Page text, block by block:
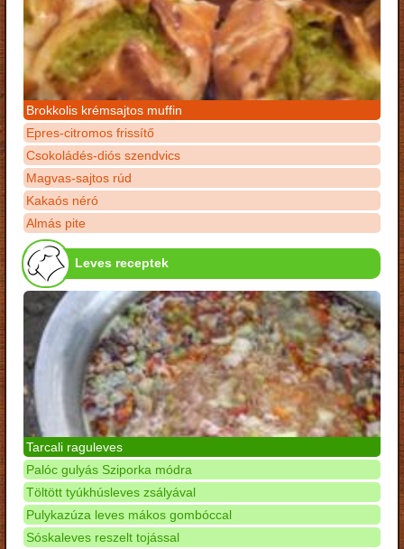
Brokkolis krémsajtos muffin
Epres-citromos frissítő
Csokoládés-diós szendvics
Magvas-sajtos rúd
Kakaós néró
Almás pite
Leves receptek
Tarcali raguleves
Palóc gulyás Sziporka módra
Töltött tyúkhúsleves zsályával
Pulykazúza leves mákos gombóccal
Sóskaleves reszelt tojással